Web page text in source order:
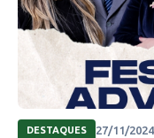
DESTAQUES 27/11/2024